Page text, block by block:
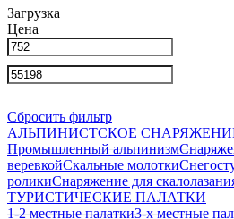
Загрузка
Цена
Сбросить фильтр
АЛЬПИНИСТСКОЕ
Промышленный альпинизм
веревкойСкальные молотки
роликиСнаряжение для
ТУРИСТИЧЕСКИЕ ПАЛАТКИ
1-2 местные палатки3-х местные